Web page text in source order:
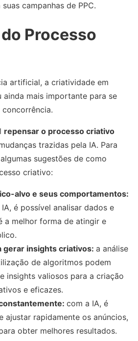
campanhas de PPC.
Processo
artificial, a criatividade em
ainda mais importante para se
repensar o processo criativo
trazidas pela IA. Para
sugestões de como
criativo:
alvo e seus comportamentos:
é possível analisar dados e
a melhor forma de atingir e
gerar insights criativos: a análise
de algoritmos podem
insights valiosos para a criação
e eficazes.
com a IA, é
ajustar rapidamente os anúncios,
obter melhores resultados.